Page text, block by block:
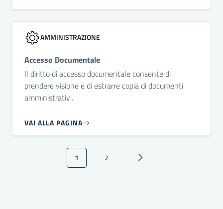
AMMINISTRAZIONE
Accesso Documentale
Il diritto di accesso documentale consente di
prendere visione e di estrarre copia di documenti
amministrativi.
VAI ALLA PAGINA
Paginazione
Pagina attuale
1 Pagina
2 Pagina successiva